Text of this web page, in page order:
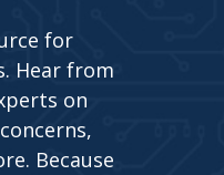
for
Hear from
on
Because